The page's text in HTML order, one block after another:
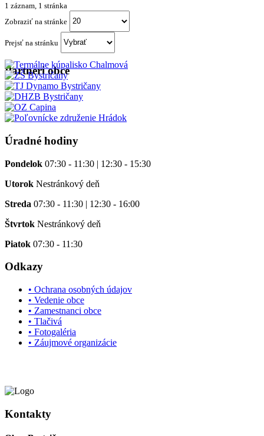
1 záznam, 1 stránka
Zobraziť na stránke
Prejsť na stránku
Partneri obce
Úradné hodiny
Pondelok 07:30 - 11:30 | 12:30 - 15:30
Utorok Nestránkový deň
Streda 07:30 - 11:30 | 12:30 - 16:00
Štvrtok Nestránkový deň
Piatok 07:30 - 11:30
Odkazy
• Ochrana osobných údajov
• Vedenie obce
• Zamestnanci obce
• Tlačivá
• Fotogaléria
• Záujmové organizácie
Kontakty